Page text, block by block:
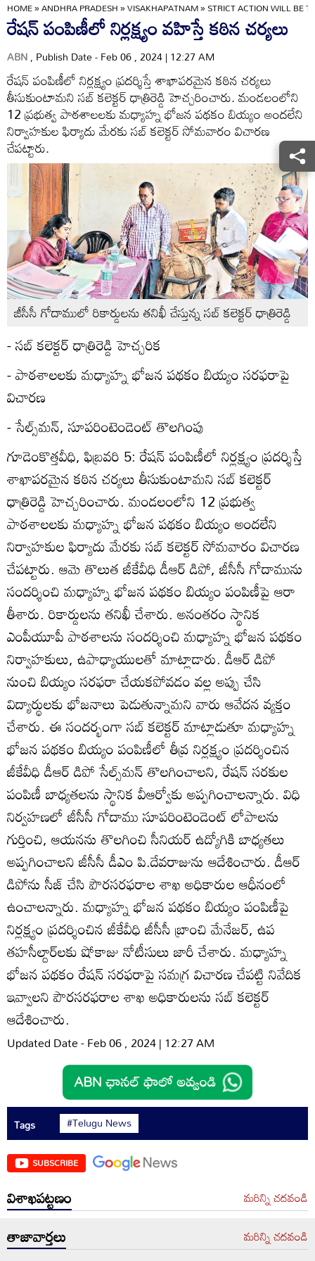
HOME»ANDHRA PRADESH»VISAKHAPATNAM»STRICT ACTION WILL BE
రేషన్‌ పంపిణీలో నిర్లక్ష్యం వహిస్తే కఠిన చర్యలు
ABN, Publish Date - Feb 06 , 2024 | 12:27 AM
రేషన్‌ పంపిణీలో నిర్లక్ష్యం ప్రదర్శిస్తే శాఖాపరమైన కఠిన చర్యలు
తీసుకుంటామని సబ్‌ కలెక్టర్‌ ధాత్రిరెడ్డి హెచ్చరించారు. మండలంలోని
12 ప్రభుత్వ పాఠశాలలకు మధ్యాహ్న భోజన పథకం బియ్యం అందలేని
నిర్వాహకుల ఫిర్యాదు మేరకు సబ్‌ కలెక్టర్‌ సోమవారం విచారణ
చేపట్టారు.
జీసీసీ గోదాములో రికార్డులను తనిఖీ చేస్తున్న సబ్‌ కలెక్టర్‌ ధాత్రిరెడ్డి
- సబ్‌ కలెక్టర్‌ ధాత్రిరెడ్డి హెచ్చరిక
- పాఠశాలలకు మధ్యాహ్న భోజన పథకం బియ్యం సరఫరాపై
విచారణ
- సేల్స్‌మన్‌, సూపరింటెండెంట్‌ తొలగింపు
గూడెంకొత్తవీధి, ఫిబ్రవరి 5: రేషన్‌ పంపిణీలో నిర్లక్ష్యం ప్రదర్శిస్తే
శాఖాపరమైన కఠిన చర్యలు తీసుకుంటామని సబ్‌ కలెక్టర్‌
ధాత్రిరెడ్డి హెచ్చరించారు. మండలంలోని 12 ప్రభుత్వ
పాఠశాలలకు మధ్యాహ్న భోజన పథకం బియ్యం అందలేని
నిర్వాహకుల ఫిర్యాదు మేరకు సబ్‌ కలెక్టర్‌ సోమవారం విచారణ
చేపట్టారు. ఆమె తొలుత జీకేవీధి డీఆర్‌ డిపో, జీసీసీ గోదామును
సందర్శించి మధ్యాహ్న భోజన పథకం బియ్యం పంపిణీపై ఆరా
తీశారు. రికార్డులను తనిఖీ చేశారు. అనంతరం స్థానిక
ఎంపీయూపీ పాఠశాలను సందర్శించి మధ్యాహ్న భోజన పథకం
నిర్వాహకులు, ఉపాధ్యాయులతో మాట్లాడారు. డీఆర్‌ డిపో
నుంచి బియ్యం సరఫరా చేయకపోవడం వల్ల అప్పు చేసి
విద్యార్థులకు భోజనాలు పెడుతున్నామని వారు ఆవేదన వ్యక్తం
చేశారు. ఈ సందర్భంగా సబ్‌ కలెక్టర్‌ మాట్లాడుతూ మధ్యాహ్న
భోజన పథకం బియ్యం పంపిణీలో తీవ్ర నిర్లక్ష్యం ప్రదర్శించిన
జీకేవీధి డీఆర్‌ డిపో సేల్స్‌మన్‌ తొలగించాలని, రేషన్‌ సరకుల
పంపిణీ బాధ్యతలను స్థానిక వీఆర్వోకు అప్పగించాలన్నారు. విధి
నిర్వహణలో జీసీసీ గోదాము సూపరింటెండెంట్‌ లోపాలను
గుర్తించి, ఆయనను తొలగించి సీనియర్‌ ఉద్యోగికి బాధ్యతలు
అప్పగించాలని జీసీసీ డీఎం పి.దేవరాజును ఆదేశించారు. డీఆర్‌
డిపోను సీజ్‌ చేసి పౌరసరఫరాల శాఖ అధికారుల ఆధీనంలో
ఉంచాలన్నారు. మధ్యాహ్న భోజన పథకం బియ్యం పంపిణీపై
నిర్లక్ష్యం ప్రదర్శించిన జీకేవీధి జీసీసీ బ్రాంచి మేనేజర్‌, ఉప
తహసీల్దార్‌లకు షోకాజు నోటీసులు జారీ చేశారు. మధ్యాహ్న
భోజన పథకం రేషన్‌ సరఫరాపై సమగ్ర విచారణ చేపట్టి నివేదిక
ఇవ్వాలని పౌరసరఫరాల శాఖ అధికారులను సబ్‌ కలెక్టర్‌
ఆదేశించారు.
Updated Date - Feb 06 , 2024 | 12:27 AM
Tags #Telugu News
SUBSCRIBE
విశాఖపట్టణం మరిన్ని చదవండి
తాజావార్తలు మరిన్ని చదవండి